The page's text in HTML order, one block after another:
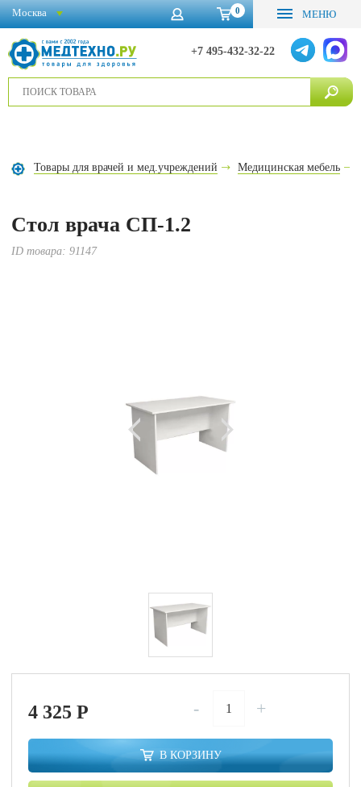
0 МЕНЮ
+7 495-432-32-22
Москва
Товары для врачей и мед.учреждений Медицинская мебель
Стол врача СП-1.2
ID товара:91147
4 325P - +
В КОРЗИНУ